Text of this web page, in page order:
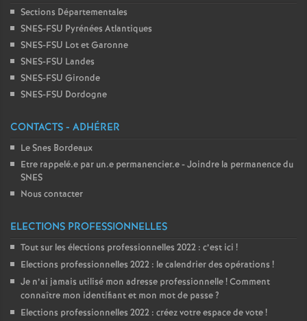
Sections Départementales
SNES-FSU Pyrénées Atlantiques
SNES-FSU Lot et Garonne
SNES-FSU Landes
SNES-FSU Gironde
SNES-FSU Dordogne
CONTACTS - ADHÉRER
Le Snes Bordeaux
Etre rappelé.e par un.e permanencier.e - Joindre la permanence du
SNES
Nous contacter
ELECTIONS PROFESSIONNELLES
Tout sur les élections professionnelles 2022 : c’est ici !
Elections professionnelles 2022 : le calendrier des opérations !
Je n’ai jamais utilisé mon adresse professionnelle! Comment
connaître mon identifiant et mon mot de passe?
Elections professionnelles 2022 : créez votre espace de vote!